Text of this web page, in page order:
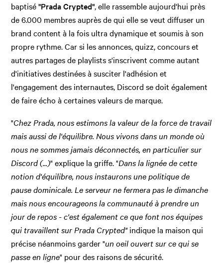
baptisé"Prada Crypted", elle rassemble aujourd'hui près
de 6.000 membres auprès de qui elle se veut diffuser un
brand content à la fois ultra dynamique et soumis à son
propre rythme. Car si les annonces, quizz, concours et
autres partages de playlists s'inscrivent comme autant
d'initiatives destinées à susciter l'adhésion et
l'engagement des internautes, Discord se doit également
de faire écho à certaines valeurs de marque.
"Chez Prada, nous estimons la valeur de la force de travail
mais aussi de l'équilibre. Nous vivons dans un monde où
nous ne sommes jamais déconnectés, en particulier sur
Discord (...)" explique la griffe. "Dans la lignée de cette
notion d'équilibre, nous instaurons une politique de
pause dominicale. Le serveur ne fermera pas le dimanche
mais nous encourageons la communauté à prendre un
jour de repos - c'est également ce que font nos équipes
qui travaillent sur Prada Crypted"indique la maison qui
précise néanmoins garder "un oeil ouvert sur ce qui se
passe en ligne" pour des raisons de sécurité.